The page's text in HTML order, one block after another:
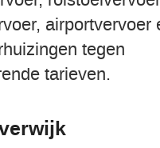
airportvervoer
tegen
tarieven.